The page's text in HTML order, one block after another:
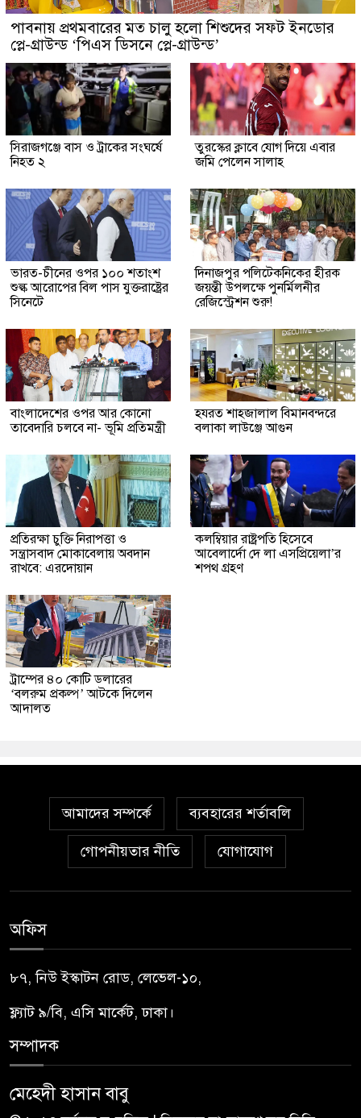
পাবনায় প্রথমবারের মত চালু হলো শিশুদের সফট ইনডোর
প্লে-গ্রাউন্ড ‘পিএস ডিসনে প্লে-গ্রাউন্ড’
সিরাজগঞ্জে বাস ও ট্রাকের সংঘর্ষে
নিহত ২
তুরস্কের ক্লাবে যোগ দিয়ে এবার
জমি পেলেন সালাহ
ভারত-চীনের ওপর ১০০ শতাংশ
শুল্ক আরোপের বিল পাস যুক্তরাষ্ট্রের
সিনেটে
দিনাজপুর পলিটেকনিকের হীরক
জয়ন্তী উপলক্ষে পুনর্মিলনীর
রেজিস্ট্রেশন শুরু!
বাংলাদেশের ওপর আর কোনো
তাবেদারি চলবে না- ভূমি প্রতিমন্ত্রী
হযরত শাহজালাল বিমানবন্দরে
বলাকা লাউঞ্জে আগুন
প্রতিরক্ষা চুক্তি নিরাপত্তা ও
সন্ত্রাসবাদ মোকাবেলায় অবদান
রাখবে: এরদোয়ান
কলম্বিয়ার রাষ্ট্রপতি হিসেবে
আবেলার্দো দে লা এসপ্রিয়েলা’র
শপথ গ্রহণ
ট্রাম্পের ৪০ কোটি ডলারের
‘বলরুম প্রকল্প’ আটকে দিলেন
আদালত
আমাদের সম্পর্কে ব্যবহারের শর্তাবলি
গোপনীয়তার নীতি যোগাযোগ
অফিস
৮৭, নিউ ইস্কাটন রোড, লেভেল-১০,
ফ্ল্যাট ৯/বি, এসি মার্কেট, ঢাকা।
সম্পাদক
মেহেদী হাসান বাবু